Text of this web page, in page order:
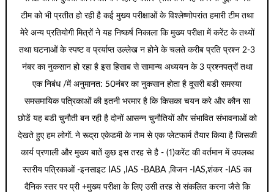
टीम को भी प्रतीत हो रही है कई मुख्य परीक्षाओं के विश्लेष्णोपरांत हमारी टीम तथा
मेरे अन्य प्रतियोगी मित्रों ने यह निष्कर्ष निकाला कि मुख्य परीक्षा में करेंट के तथ्यों
तथा घटनाओं के स्पष्ट व प्रर्याप्त उल्लेख न होने के चलते करीब प्रति प्रश्न 2-3
नंबर का नुकसान हो रहा है इस हिसाब से सामान्य अध्ययन के 3 प्रश्नपत्रों तथा
एक निबंध /में अनुमानत: 50नंबर का नुकसान होता है दूसरी बडी समस्या
समसमायिक पत्रिकाओं की इतनी भरमार है कि किसका चयन करे और कौन सा
छोडें यह बडी चुनौती बन रही है दोनों आसन्न चुनौतियों और संभावित संभावनाओं को
देखते हुए हम लोगों. ने रूद्रा एकेडमी के नाम से एक प्लेटफार्म तैयार किया है जिसकी
कार्य प्रणाली और मुख्य बातें कुछ इस तरह से है - (1)करेंट की वर्तमान में उपलब्ध
स्तरीय पत्रिकाओं -इनसाइट IAS ,IAS -BABA ,विजन -IAS,शंकर -IAS का
दैनिक स्तर पर प्री +मुख्य परीक्षा के लिए उसी तरह से संकलित करना जैसे कि